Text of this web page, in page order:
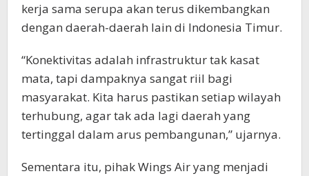
kerja sama serupa akan terus dikembangkan
dengan daerah-daerah lain di Indonesia Timur.
“Konektivitas adalah infrastruktur tak kasat
mata, tapi dampaknya sangat riil bagi
masyarakat. Kita harus pastikan setiap wilayah
terhubung, agar tak ada lagi daerah yang
tertinggal dalam arus pembangunan,” ujarnya.
Sementara itu, pihak Wings Air yang menjadi